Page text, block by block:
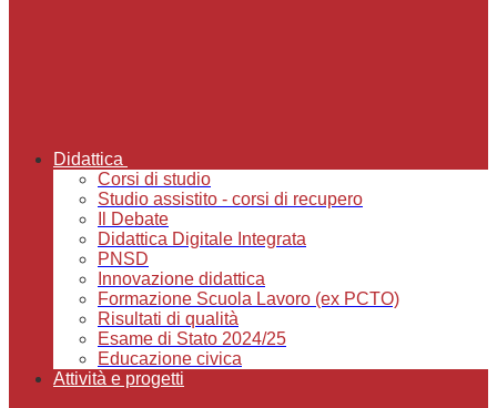
Didattica
Corsi di studio
Studio assistito - corsi di recupero
Il Debate
Didattica Digitale Integrata
PNSD
Innovazione didattica
Formazione Scuola Lavoro (ex PCTO)
Risultati di qualità
Esame di Stato 2024/25
Educazione civica
Attività e progetti